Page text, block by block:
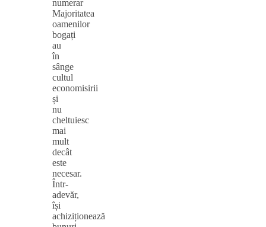
numerar
Majoritatea
oamenilor
bogați
au
în
sânge
cultul
economisirii
și
nu
cheltuiesc
mai
mult
decât
este
necesar.
Într-
adevăr,
își
achiziționează